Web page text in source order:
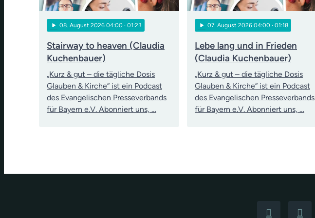
play_arrow 08 . August 2026 04:00 · 01:23
Stairway to heaven (Claudia
Kuchenbauer)
„Kurz & gut – die tägliche Dosis
Glauben & Kirche“ ist ein Podcast
des Evangelischen Presseverbands
für Bayern e.V. Abonniert uns, …
play_arrow 07 . August 2026 04:00 · 01:18
Lebe lang und in Frieden
(Claudia Kuchenbauer)
„Kurz & gut – die tägliche Dosis
Glauben & Kirche“ ist ein Podcast
des Evangelischen Presseverbands
für Bayern e.V. Abonniert uns, …